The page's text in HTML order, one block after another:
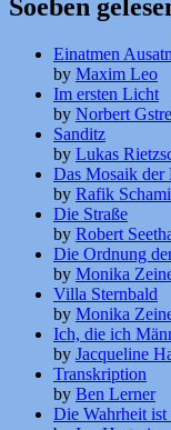
Soeben
Einatmen
by Maxim Leo
Im ersten Licht
by Norbert
Sanditz
by Lukas
Das Mosaik der
by Rafik Schami
Die Straße
by Robert
Die Ordnung
by Monika
Villa Sternbald
by Monika
Ich, die ich
by Jacqueline
Transkription
by Ben Lerner
Die Wahrheit ist